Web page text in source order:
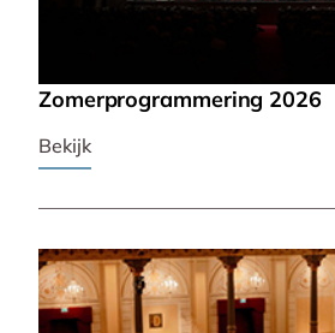
Zomerprogrammering 2026
Bekijk